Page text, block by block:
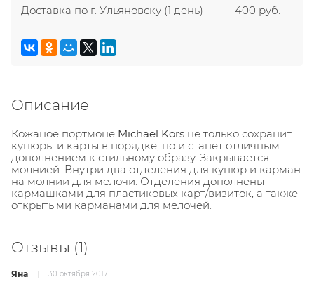
Доставка по г. Ульяновску (1 день) 400 руб.
Описание
Кожаное портмоне Michael Kors не только сохранит
купюры и карты в порядке, но и станет отличным
дополнением к стильному образу. Закрывается
молнией. Внутри два отделения для купюр и карман
на молнии для мелочи. Отделения дополнены
кармашками для пластиковых карт/визиток, а также
открытыми карманами для мелочей.
Отзывы (1)
Яна 30 октября 2017